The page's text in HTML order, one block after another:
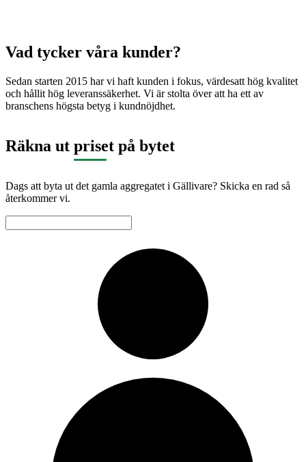
Vad tycker våra kunder?
Sedan starten 2015 har vi haft kunden i fokus, värdesatt hög kvalitet
och hållit hög leveranssäkerhet. Vi är stolta över att ha ett av
branschens högsta betyg i kundnöjdhet.
Räkna ut priset på bytet
Dags att byta ut det gamla aggregatet i Gällivare? Skicka en rad så
återkommer vi.